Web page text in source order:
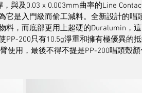
與及0.03 x 0.003mm曲率的Line
它是入門級而偷工減料。全新設計的
料，而底部更用上超硬的Duralumin，
PP-200只有10.5g淨重和擁有極優異的
使用，最後不得不提是PP-200唱頭殼